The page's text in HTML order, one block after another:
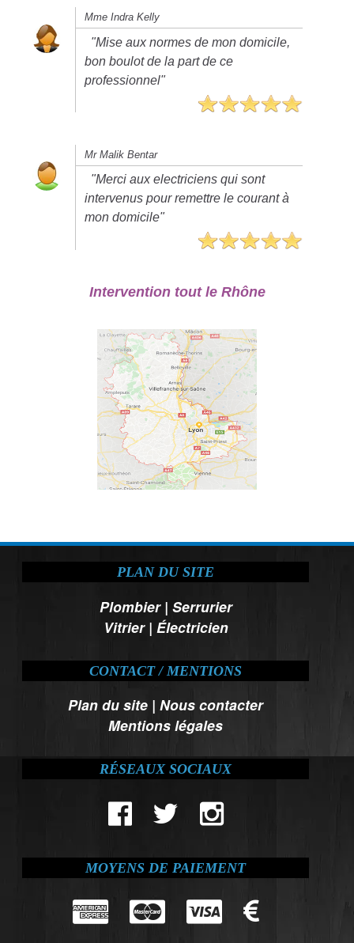
Mme Indra Kelly
"Mise aux normes de mon domicile,
bon boulot de la part de ce
professionnel"
Mr Malik Bentar
"Merci aux electriciens qui sont
intervenus pour remettre le courant à
mon domicile"
Intervention tout le Rhône
PLAN DU SITE
Plombier| Serrurier
Vitrier| Électricien
CONTACT / MENTIONS
Plan du site |Nous contacter
Mentions légales
RÉSEAUX SOCIAUX
MOYENS DE PAIEMENT